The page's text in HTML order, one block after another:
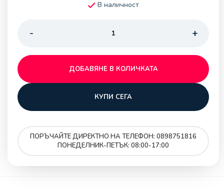
В наличност
ДОБАВЯНЕ В КОЛИЧКАТА
КУПИ СЕГА
ПОРЪЧАЙТЕ ДИРЕКТНО НА ТЕЛЕФОН: 0898751816
ПОНЕДЕЛНИК-ПЕТЪК: 08:00-17:00